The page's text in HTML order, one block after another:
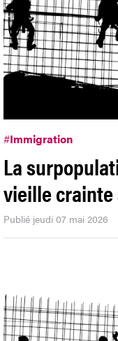
#Immigration
La
vieille crainte
Publié jeudi 07 mai 2026